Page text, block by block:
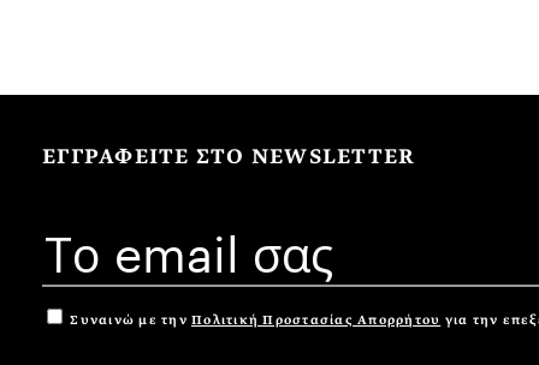
ΕΓΓΡΑΦΕΙΤΕ ΣΤΟ NEWSLETTER
Συναινώ με την Πολιτική Προστασίας Απορρήτου για την